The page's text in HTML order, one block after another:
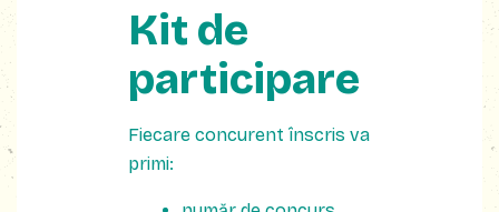
Kit de
participare
Fiecare concurent înscris va
primi: